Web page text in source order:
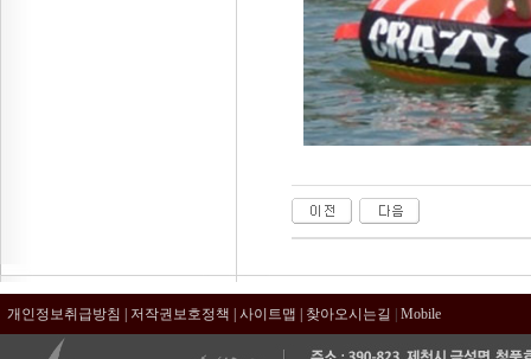
개인정보취급방침 저작권보호정책 사이트맵 찾아오시는길 Mobile